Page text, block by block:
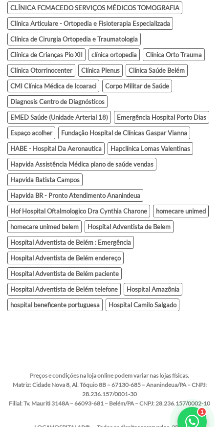
CLÍNICA FCMACEDO SERVIÇOS MÉDICOS TOMOGRAFIA
Clínica Articulare - Ortopedia e Fisioterapia Especializada
Clínica de Cirurgia Ortopedia e Traumatologia
Clínica de Crianças Pio XII
clínica ortopedia
Clínica Orto Trauma
Clínica Otorrinocenter
Clínica Plenus
Clínica Saúde Belém
CMI Clínica Médica de Icoaraci
Corpo Militar de Saúde
Diagnosis Centro de Diagnósticos
EMED Saúde (Unidade Arterial 18)
Emergência Hospital Porto Dias
Espaço acolher
Fundação Hospital de Clínicas Gaspar Vianna
HABE - Hospital Da Aeronautica
Hapclínica Lomas Valentinas
Hapvida Assistência Médica plano de saúde vendas
Hapvida Batista Campos
Hapvida BR - Pronto Atendimento Ananindeua
Hof Hospital Oftalmologico Dra Cynthia Charone
homecare unimed
homecare unimed belem
Hospital Adventista de Belem
Hospital Adventista de Belém : Emergência
Hospital Adventista de Belém endereço
Hospital Adventista de Belém paciente
Hospital Adventista de Belém telefone
Hospital Amazônia
hospital beneficente portuguesa
Hospital Camilo Salgado
Preços e condições na loja online podem variar nas lojas físicas.
Matriz:Cidade Nova 8, Al. Tóquio 8B – 67130-685 – Ananindeua/PA – CNPJ:
28.236.157/0001-30
Filial:Tv. Mauriti 3148A – 66093-681 – Belém/PA – CNPJ: 28.236.157/0002-10